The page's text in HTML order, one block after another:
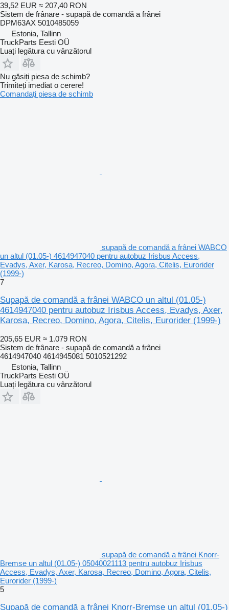
39,52 EUR ≈ 207,40 RON
Sistem de frânare - supapă de comandă a frânei
DPM63AX 5010485059
Estonia, Tallinn
TruckParts Eesti OÜ
Luați legătura cu vânzătorul
Nu găsiți piesa de schimb?
Trimiteți imediat o cerere!
Comandați piesa de schimb
supapă de comandă a frânei WABCO
un altul (01.05-) 4614947040 pentru autobuz Irisbus Access,
Evadys, Axer, Karosa, Recreo, Domino, Agora, Citelis, Eurorider
(1999-)
7
Supapă de comandă a frânei WABCO un altul (01.05-)
4614947040 pentru autobuz Irisbus Access, Evadys, Axer,
Karosa, Recreo, Domino, Agora, Citelis, Eurorider (1999-)
205,65 EUR ≈ 1.079 RON
Sistem de frânare - supapă de comandă a frânei
4614947040 4614945081 5010521292
Estonia, Tallinn
TruckParts Eesti OÜ
Luați legătura cu vânzătorul
supapă de comandă a frânei Knorr-
Bremse un altul (01.05-) 05040021113 pentru autobuz Irisbus
Access, Evadys, Axer, Karosa, Recreo, Domino, Agora, Citelis,
Eurorider (1999-)
5
Supapă de comandă a frânei Knorr-Bremse un altul (01.05-)